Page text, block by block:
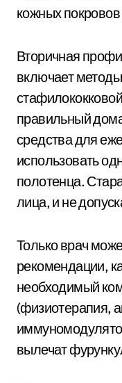
кожных
Вторичная
включает
правильный
средства для
использовать
полотенца.
лица, и не
Только врач
рекомендации,
необходимый
(физиотерапия,
вылечат